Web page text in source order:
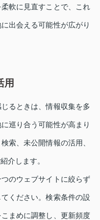
軟に見直すことで、これ
出会える可能性が広がり
用
るときは、情報収集を多
巡り合う可能性が高まり
索、未公開情報の活用、
介します。
のウェブサイトに絞らず
ください。検索条件の設
まめに調整し、更新頻度